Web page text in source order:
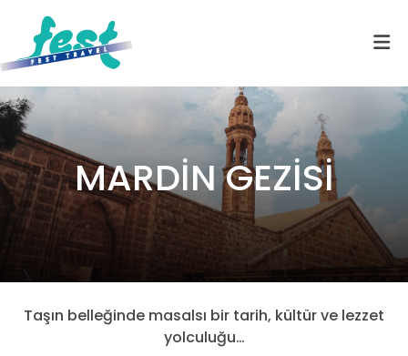
MARDİN GEZİSİ
Taşın belleğinde masalsı bir tarih, kültür ve lezzet
yolculuğu…